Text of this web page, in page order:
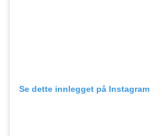
Se dette innlegget på Instagram